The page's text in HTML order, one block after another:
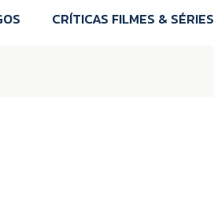
CRÍTICAS FILMES & SÉRIES